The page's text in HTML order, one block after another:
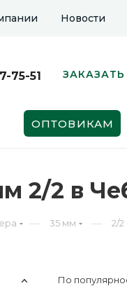
Новости
75-51
ОПТОВИКАМ
2/2 в
— 35 мм — 2/2
По